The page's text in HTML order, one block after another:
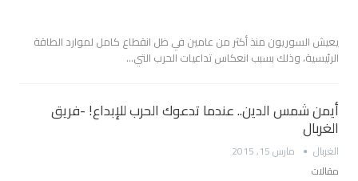
يعيش السوريون منذ أكثر من عامين في ظل انقطاع كامل لموارد الطاقة
الرئيسية، وذلك بسبب انعكاس تداعيات الحرب التي…
أيمن شمس الدين.. عندما تدعوك الحرب للإبداع! -فريق
الغربال
الغربال
مارس 15, 2015
مقالات